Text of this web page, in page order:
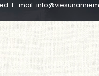
E-mail: